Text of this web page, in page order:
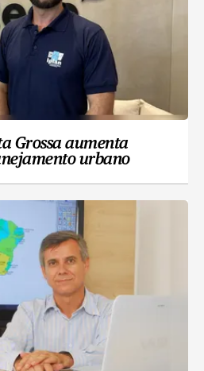
Grossa aumenta
urbano